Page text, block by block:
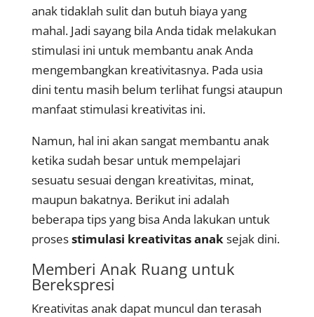
anak tidaklah sulit dan butuh biaya yang
mahal. Jadi sayang bila Anda tidak melakukan
stimulasi ini untuk membantu anak Anda
mengembangkan kreativitasnya. Pada usia
dini tentu masih belum terlihat fungsi ataupun
manfaat stimulasi kreativitas ini.
Namun, hal ini akan sangat membantu anak
ketika sudah besar untuk mempelajari
sesuatu sesuai dengan kreativitas, minat,
maupun bakatnya. Berikut ini adalah
beberapa tips yang bisa Anda lakukan untuk
prosesstimulasi kreativitas anaksejak dini.
Memberi Anak Ruang untuk
Berekspresi
Kreativitas anak dapat muncul dan terasah